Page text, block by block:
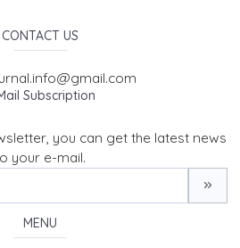
CONTACT US
Subscription
you can get the latest news
your e-mail.
MENU